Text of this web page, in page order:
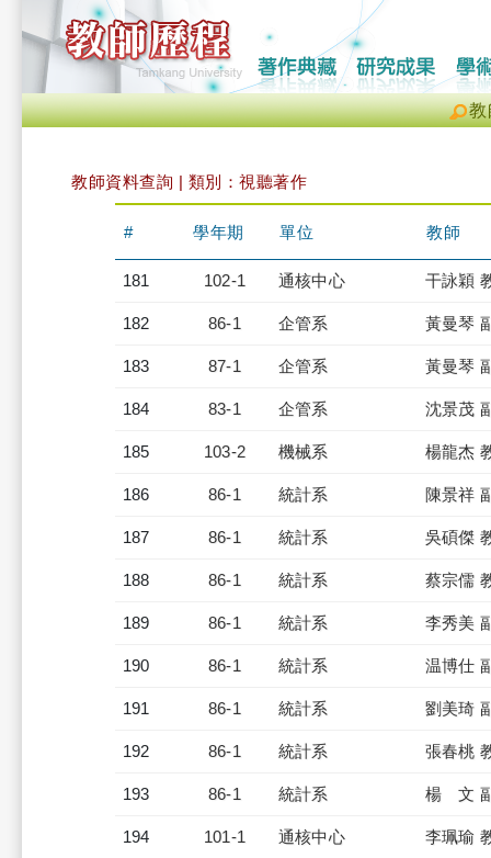
教
教師資料查詢 | 類別：視聽著作
# 學年期 單位 教師
181 102-1 通核中心 干詠穎
182 86-1 企管系 黃曼琴
183 87-1 企管系 黃曼琴
184 83-1 企管系 沈景茂
185 103-2 機械系 楊龍杰
186 86-1 統計系 陳景祥
187 86-1 統計系 吳碩傑
188 86-1 統計系 蔡宗儒
189 86-1 統計系 李秀美
190 86-1 統計系 温博仕
191 86-1 統計系 劉美琦
192 86-1 統計系 張春桃
193 86-1 統計系 楊 文
194 101-1 通核中心 李珮瑜